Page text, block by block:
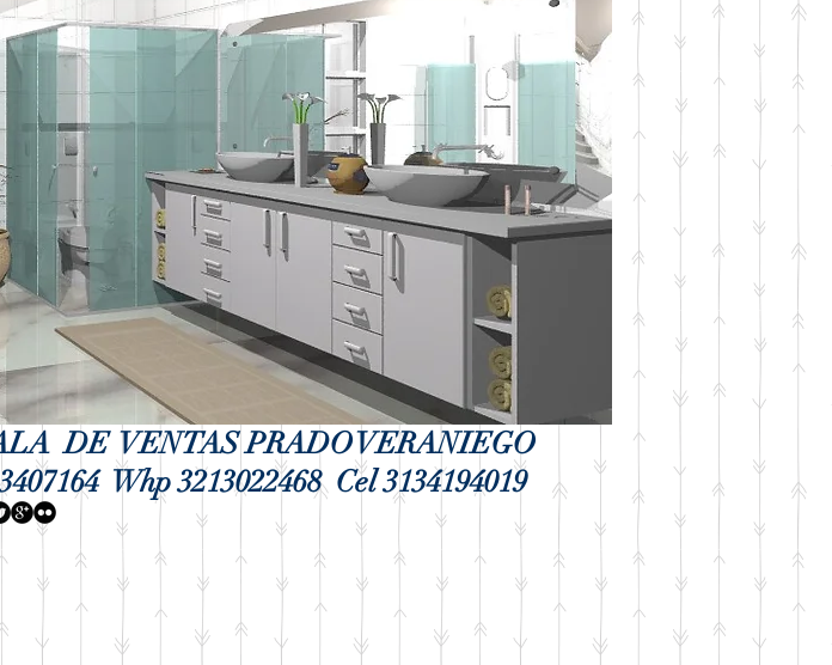
DE VENTAS PRADO VERANIEGO
Whp 3213022468 Cel 3134194019